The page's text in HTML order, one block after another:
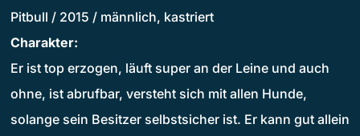
Pitbull / 2015 / männlich, kastriert
Charakter:
Er ist top erzogen, läuft super an der Leine und auch
ohne, ist abrufbar, versteht sich mit allen Hunde,
solange sein Besitzer selbstsicher ist. Er kann gut allein